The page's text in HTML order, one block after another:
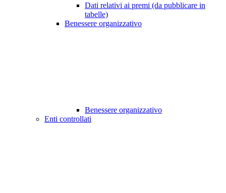
Dati relativi ai premi (da pubblicare in
tabelle)
Benessere organizzativo
Benessere organizzativo
Enti controllati